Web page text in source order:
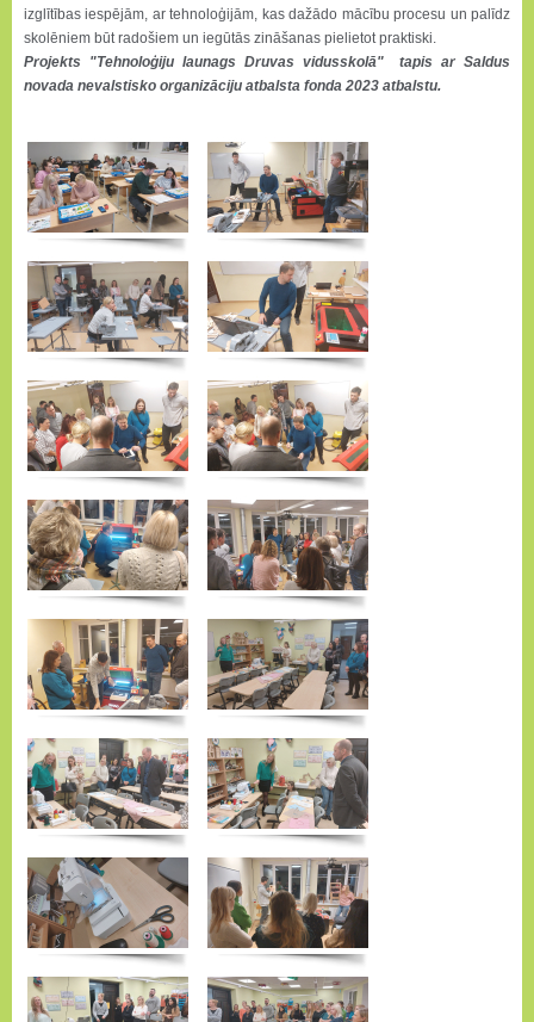
izglītības iespējām, ar tehnoloģijām, kas dažādo mācību procesu un palīdz
skolēniem būt radošiem un iegūtās zināšanas pielietot praktiski.
Projekts "Tehnoloģiju launags Druvas vidusskolā" tapis ar Saldus
novada nevalstisko organizāciju atbalsta fonda 2023 atbalstu.